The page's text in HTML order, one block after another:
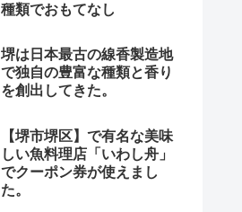
種類でおもてなし
堺は日本最古の線香製造地
で独自の豊富な種類と香り
を創出してきた。
【堺市堺区】で有名な美味
しい魚料理店「いわし舟」
でクーポン券が使えまし
た。